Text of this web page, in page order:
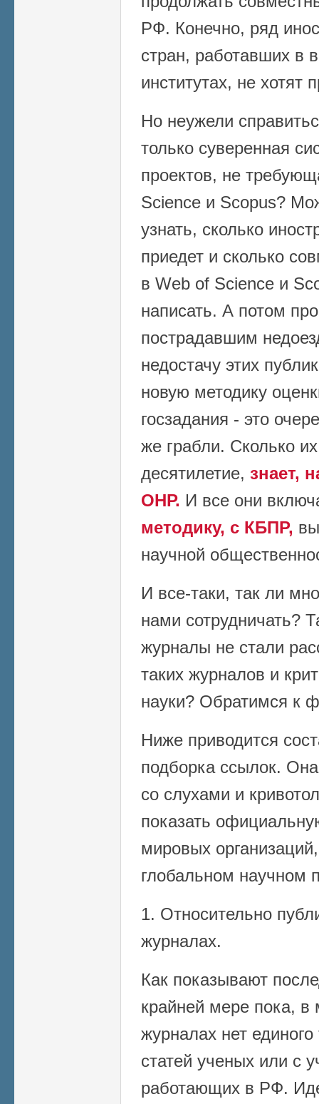
РФ. Конечно, ряд
стран, работавших в
институтах, не хотят
Но неужели
только суверенная
проектов, не
Science и Scopus?
узнать, сколько
приедет и сколько
в Web of Science и
написать. А потом
пострадавшим
недостачу этих
новую методику
госзадания - это
же грабли. Сколько
десятилетие, знает,
ОНР. И все они
методику, с КБПР,
научной
И все-таки, так ли
нами сотрудничать?
журналы не стали
таких журналов и
науки? Обратимся к
Ниже приводится
подборка ссылок.
со слухами и
показать
мировых
глобальном научном
1. Относительно
журналах.
Как показывают
крайней мере пока,
журналах нет
статей ученых или с
работающих в РФ.